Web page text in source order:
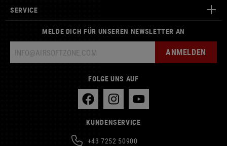
SERVICE
MELDE DICH FÜR UNSEREN NEWSLETTER AN
ANMELDEN
FOLGE UNS AUF
KUNDENSERVICE
+43 7252 50900